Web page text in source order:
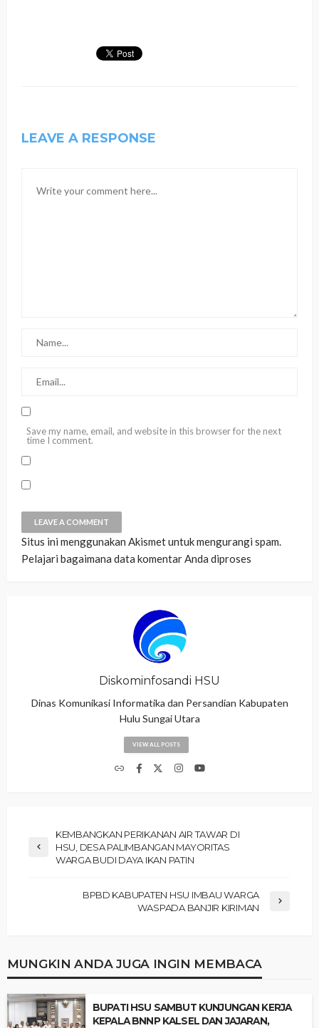
LEAVE A RESPONSE
Save my name, email, and website in this browser for the next
time I comment.
Situs ini menggunakan Akismet untuk mengurangi spam.
Pelajari bagaimana data komentar Anda diproses
Diskominfosandi HSU
Dinas Komunikasi Informatika dan Persandian Kabupaten
Hulu Sungai Utara
VIEW ALL POSTS
KEMBANGKAN PERIKANAN AIR TAWAR DI
HSU, DESA PALIMBANGAN MAYORITAS
WARGA BUDI DAYA IKAN PATIN
BPBD KABUPATEN HSU IMBAU WARGA
WASPADA BANJIR KIRIMAN
MUNGKIN ANDA JUGA INGIN MEMBACA
‎BUPATI HSU SAMBUT KUNJUNGAN KERJA
KEPALA BNNP KALSEL DAN JAJARAN,